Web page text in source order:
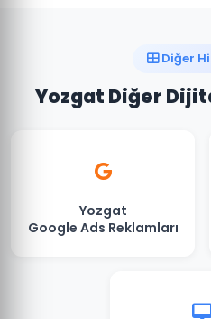
Diğer
Yozgat Diğer
Yozgat
Google Ads Reklamları